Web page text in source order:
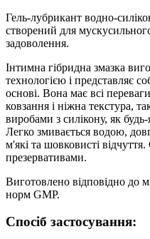
Гель-лубрикант водно-
створений для
задоволення.
Інтимна гібридна змазка
технологією і представляє
основі. Вона має всі
ковзання і ніжна текстура,
виробами з силікону, як
Легко змивається водою,
м'які та шовковисті
презервативами.
Виготовлено відповідно до
норм GMP.
Спосіб застосування: